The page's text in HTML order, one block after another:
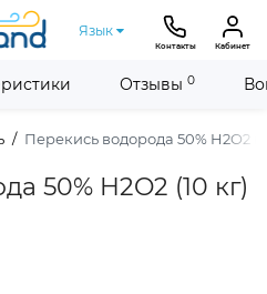
Язык
Контакты Кабинет
Перекись водорода 50% H2O2
50% H2O2 (10 кг)
Отзывы 0